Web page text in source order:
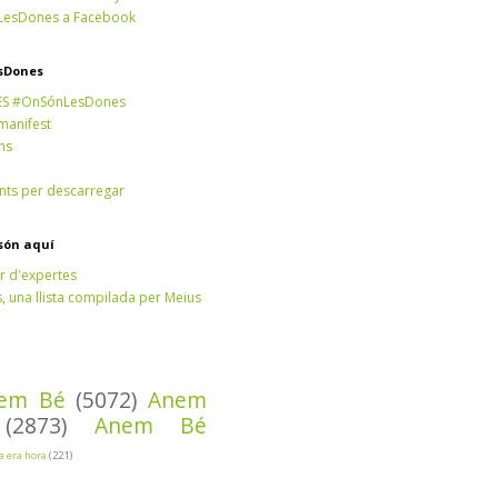
a Facebook
#OnSónLesDones
per descarregar
aquí
d'expertes
una llista compilada per Meius
Bé (5072) Anem
(2873)
Anem Bé
era hora (221)